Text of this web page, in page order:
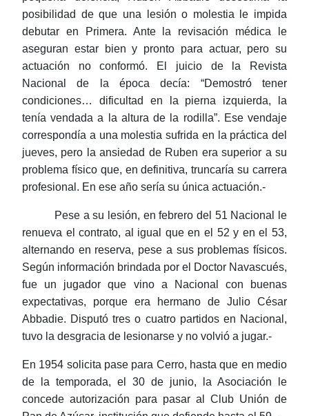
posibilidad de que una lesión o molestia le impida
debutar en Primera. Ante la revisación médica le
aseguran estar bien y pronto para actuar, pero su
actuación no conformó. El juicio de la Revista
Nacional de la época decía: “Demostró tener
condiciones… dificultad en la pierna izquierda, la
tenía vendada a la altura de la rodilla”. Ese vendaje
correspondía a una molestia sufrida en la práctica del
jueves, pero la ansiedad de Ruben era superior a su
problema físico que, en definitiva, truncaría su carrera
profesional. En ese año sería su única actuación.-
Pese a su lesión, en febrero del 51 Nacional le
renueva el contrato, al igual que en el 52 y en el 53,
alternando en reserva, pese a sus problemas físicos.
Según información brindada por el Doctor Navascués,
fue un jugador que vino a Nacional con buenas
expectativas, porque era hermano de Julio César
Abbadie. Disputó tres o cuatro partidos en Nacional,
tuvo la desgracia de lesionarse y no volvió a jugar.-
En 1954 solicita pase para Cerro, hasta que en medio
de la temporada, el 30 de junio, la Asociación le
concede autorización para pasar al Club Unión de